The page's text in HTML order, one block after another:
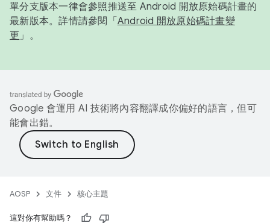
單分支版本一律會參照推送至 Android 開放原始碼計畫的
最新版本。詳情請參閱「 Android 開放原始碼計畫變
更 」。
Google 會運用 AI 技術將內容翻譯成你偏好的語言，但可
能會出錯。
AOSP 文件 核心主題
這對你有幫助嗎？